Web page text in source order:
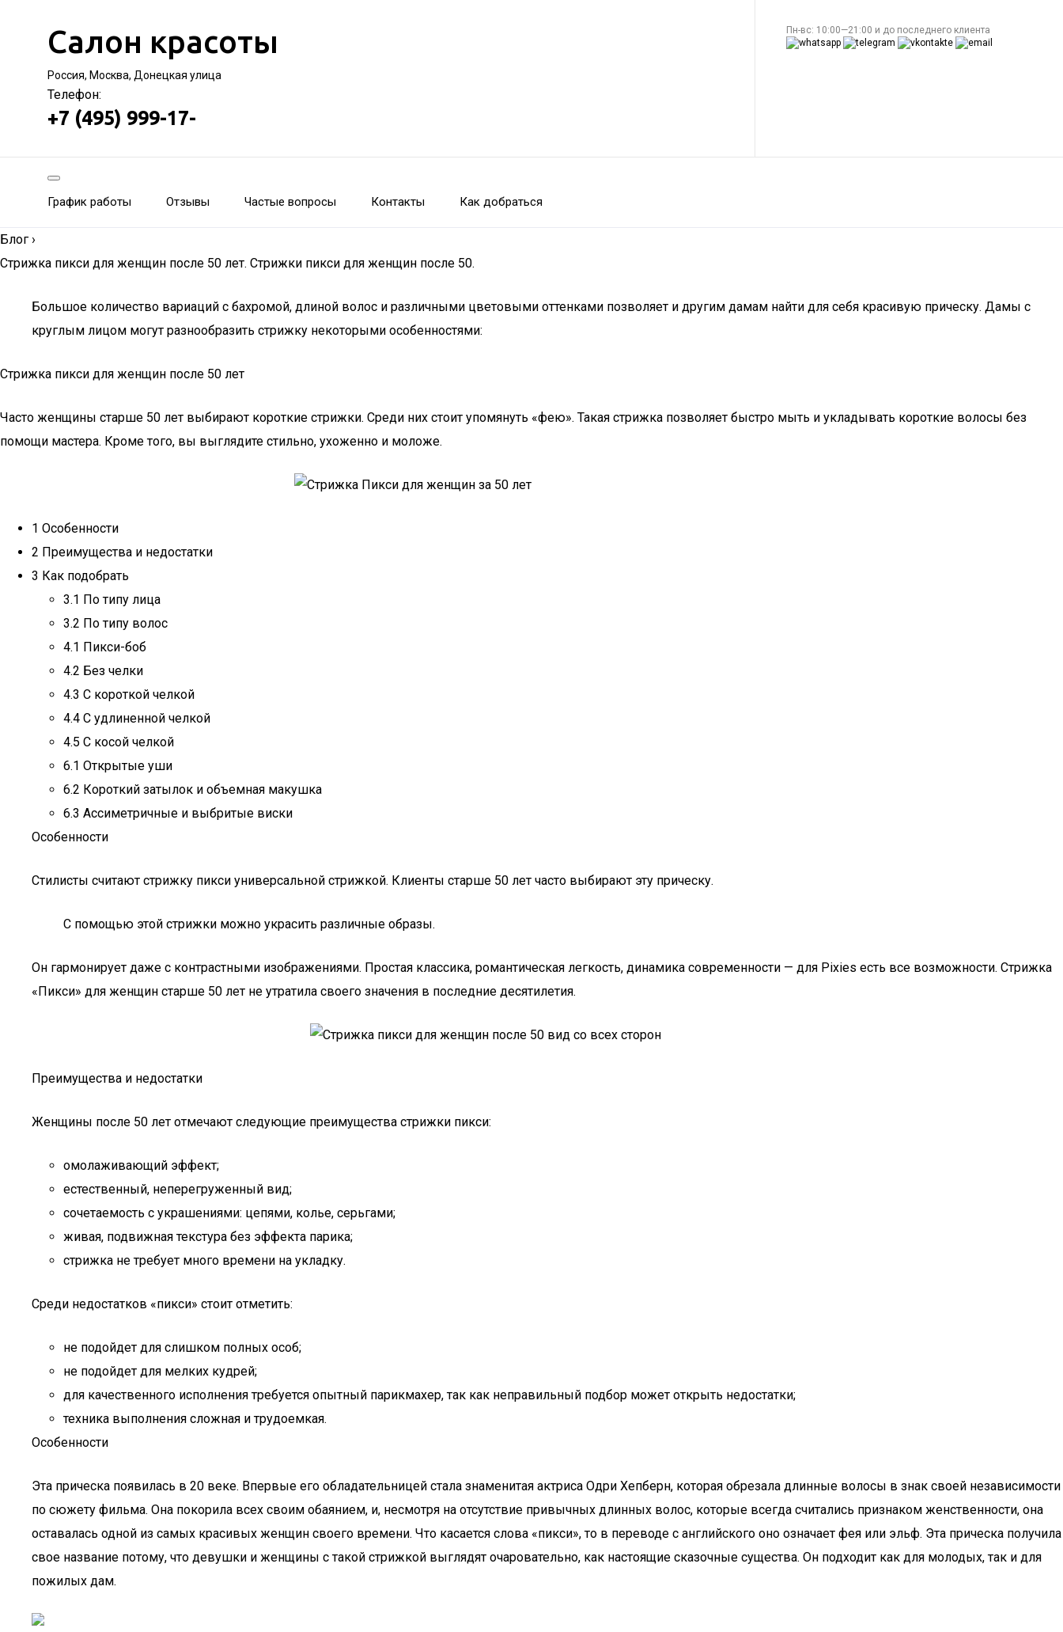
Салон красоты
Россия, Москва, Донецкая улица
Телефон:
+7 (495) 999-17-
Пн-вс: 10:00—21:00 и до последнего клиента
График работы Отзывы Частые вопросы Контакты Как добраться
Блог ›
Стрижка пикси для женщин после 50 лет. Стрижки пикси для женщин после 50.
Большое количество вариаций с бахромой, длиной волос и различными цветовыми оттенками позволяет и другим дамам найти для себя красивую прическу. Дамы с
круглым лицом могут разнообразить стрижку некоторыми особенностями:
Стрижка пикси для женщин после 50 лет
Часто женщины старше 50 лет выбирают короткие стрижки. Среди них стоит упомянуть «фею». Такая стрижка позволяет быстро мыть и укладывать короткие волосы без
помощи мастера. Кроме того, вы выглядите стильно, ухоженно и моложе.
1 Особенности
2 Преимущества и недостатки
3 Как подобрать
3.1 По типу лица
3.2 По типу волос
4.1 Пикси-боб
4.2 Без челки
4.3 С короткой челкой
4.4 С удлиненной челкой
4.5 С косой челкой
6.1 Открытые уши
6.2 Короткий затылок и объемная макушка
6.3 Ассиметричные и выбритые виски
Особенности
Стилисты считают стрижку пикси универсальной стрижкой. Клиенты старше 50 лет часто выбирают эту прическу.
С помощью этой стрижки можно украсить различные образы.
Он гармонирует даже с контрастными изображениями. Простая классика, романтическая легкость, динамика современности — для Pixies есть все возможности. Стрижка
«Пикси» для женщин старше 50 лет не утратила своего значения в последние десятилетия.
Преимущества и недостатки
Женщины после 50 лет отмечают следующие преимущества стрижки пикси:
омолаживающий эффект;
естественный, неперегруженный вид;
сочетаемость с украшениями: цепями, колье, серьгами;
живая, подвижная текстура без эффекта парика;
стрижка не требует много времени на укладку.
Среди недостатков «пикси» стоит отметить:
не подойдет для слишком полных особ;
не подойдет для мелких кудрей;
для качественного исполнения требуется опытный парикмахер, так как неправильный подбор может открыть недостатки;
техника выполнения сложная и трудоемкая.
Особенности
Эта прическа появилась в 20 веке. Впервые его обладательницей стала знаменитая актриса Одри Хепберн, которая обрезала длинные волосы в знак своей независимости
по сюжету фильма. Она покорила всех своим обаянием, и, несмотря на отсутствие привычных длинных волос, которые всегда считались признаком женственности, она
оставалась одной из самых красивых женщин своего времени. Что касается слова «пикси», то в переводе с английского оно означает фея или эльф. Эта прическа получила
свое название потому, что девушки и женщины с такой стрижкой выглядят очаровательно, как настоящие сказочные существа. Он подходит как для молодых, так и для
пожилых дам.